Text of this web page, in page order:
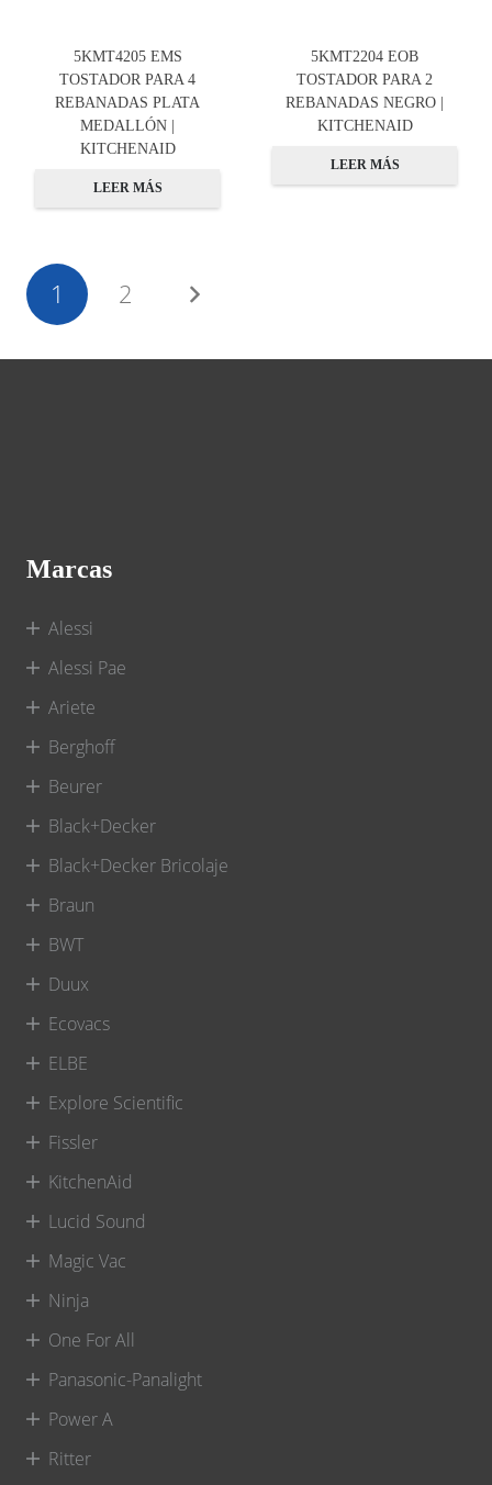
5KMT4205 EMS
TOSTADOR PARA 4
REBANADAS PLATA
MEDALLÓN |
KITCHENAID
LEER MÁS
5KMT2204 EOB
TOSTADOR PARA 2
REBANADAS NEGRO |
KITCHENAID
LEER MÁS
1 2
Marcas
Alessi
Alessi Pae
Ariete
Berghoff
Beurer
Black+Decker
Black+Decker Bricolaje
Braun
BWT
Duux
Ecovacs
ELBE
Explore Scientific
Fissler
KitchenAid
Lucid Sound
Magic Vac
Ninja
One For All
Panasonic-Panalight
Power A
Ritter